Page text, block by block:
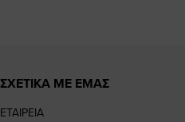
ΣΧΕΤΙΚΑ ΜΕ ΕΜΑΣ
ΕΤΑΙΡΕΙΑ